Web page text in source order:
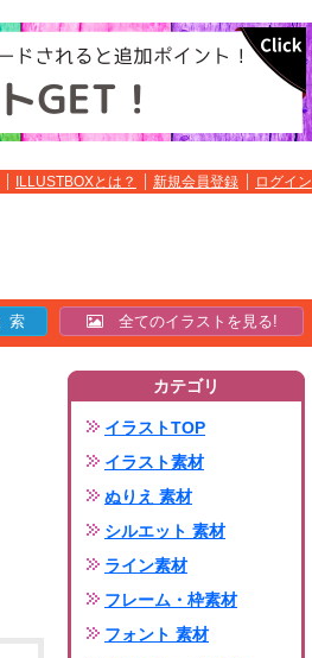
ILLUSTBOXとは？ 新規会員登録 ログイン
全てのイラストを見る!
カテゴリ
イラストTOP
イラスト素材
ぬりえ 素材
シルエット 素材
ライン素材
フレーム・枠素材
フォント 素材